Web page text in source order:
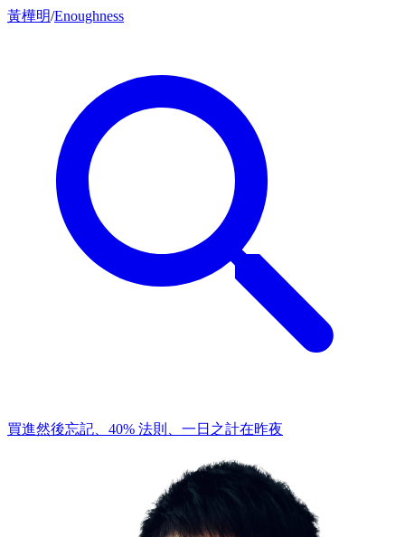
黃樺明/Enoughness
買進然後忘記、40% 法則、一日之計在昨夜